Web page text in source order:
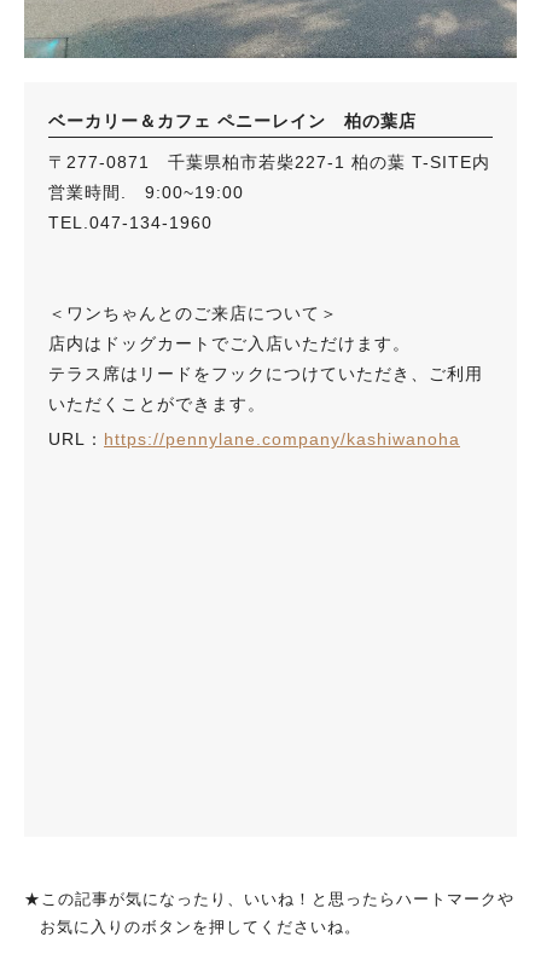
ベーカリー＆カフェ ペニーレイン 柏の葉店
〒277-0871 千葉県柏市若柴227-1 柏の葉 T-SITE内
営業時間. 9:00~19:00
TEL.047-134-1960
＜ワンちゃんとのご来店について＞
店内はドッグカートでご入店いただけます。
テラス席はリードをフックにつけていただき、ご利用
いただくことができます。
URL： https://pennylane.company/kashiwanoha
★この記事が気になったり、いいね！と思ったらハートマークや
お気に入りのボタンを押してくださいね。